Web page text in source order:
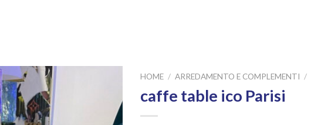
HOME / ARREDAMENTO E COMPLEMENTI /
caffe table ico Parisi